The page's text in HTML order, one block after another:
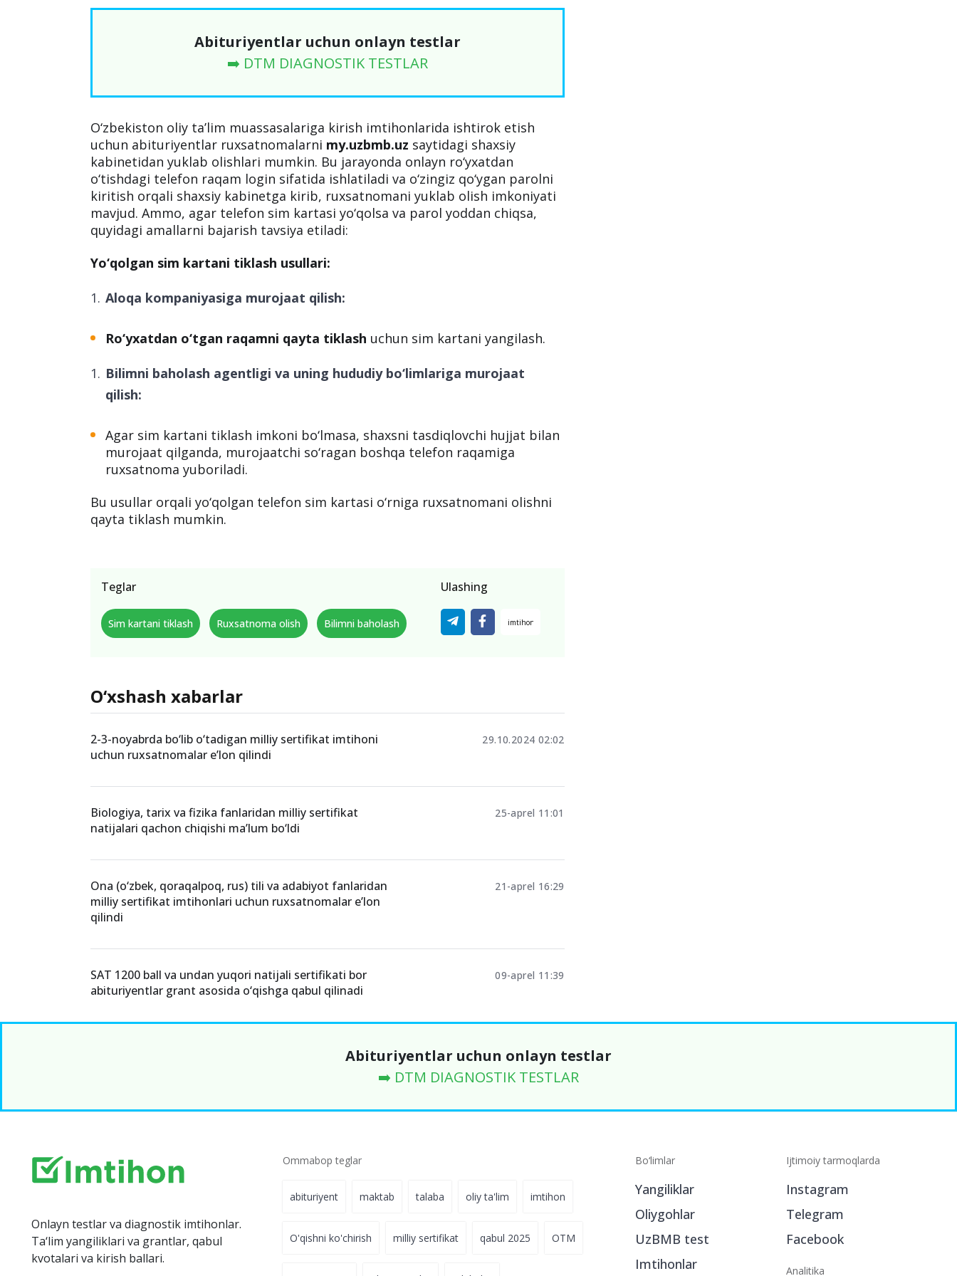
Abituriyentlar uchun onlayn testlar
➡️ DTM DIAGNOSTIK TESTLAR
O‘zbekiston oliy ta’lim muassasalariga kirish imtihonlarida ishtirok etish
uchun abituriyentlar ruxsatnomalarni my.uzbmb.uz saytidagi shaxsiy
kabinetidan yuklab olishlari mumkin. Bu jarayonda onlayn ro‘yxatdan
o‘tishdagi telefon raqam login sifatida ishlatiladi va o‘zingiz qo‘ygan parolni
kiritish orqali shaxsiy kabinetga kirib, ruxsatnomani yuklab olish imkoniyati
mavjud. Ammo, agar telefon sim kartasi yo‘qolsa va parol yoddan chiqsa,
quyidagi amallarni bajarish tavsiya etiladi:
Yo‘qolgan sim kartani tiklash usullari:
Aloqa kompaniyasiga murojaat qilish:
Ro‘yxatdan o‘tgan raqamni qayta tiklash uchun sim kartani yangilash.
Bilimni baholash agentligi va uning hududiy bo‘limlariga murojaat
qilish:
Agar sim kartani tiklash imkoni bo‘lmasa, shaxsni tasdiqlovchi hujjat bilan
murojaat qilganda, murojaatchi so‘ragan boshqa telefon raqamiga
ruxsatnoma yuboriladi.
Bu usullar orqali yo‘qolgan telefon sim kartasi o‘rniga ruxsatnomani olishni
qayta tiklash mumkin.
Teglar
Sim kartani tiklash Ruxsatnoma olish Bilimni baholash
Ulashing
O‘xshash xabarlar
2-3-noyabrda bo‘lib o‘tadigan milliy sertifikat imtihoni
uchun ruxsatnomalar e’lon qilindi
29.10.2024 02:02
Biologiya, tarix va fizika fanlaridan milliy sertifikat
natijalari qachon chiqishi ma’lum bo‘ldi
25-aprel 11:01
Ona (o‘zbek, qoraqalpoq, rus) tili va adabiyot fanlaridan
milliy sertifikat imtihonlari uchun ruxsatnomalar e’lon
qilindi
21-aprel 16:29
SAT 1200 ball va undan yuqori natijali sertifikati bor
abituriyentlar grant asosida o‘qishga qabul qilinadi
09-aprel 11:39
Abituriyentlar uchun onlayn testlar
➡️ DTM DIAGNOSTIK TESTLAR
Onlayn testlar va diagnostik imtihonlar.
Ta‘lim yangiliklari va grantlar, qabul
kvotalari va kirish ballari.
Ommabop teglar
abituriyent maktab talaba oliy ta'lim imtihon
O'qishni ko'chirish milliy sertifikat qabul 2025 OTM
Bo‘limlar
Yangiliklar
Oliygohlar
UzBMB test
Imtihonlar
Ijtimoiy tarmoqlarda
Instagram
Telegram
Facebook
Analitika